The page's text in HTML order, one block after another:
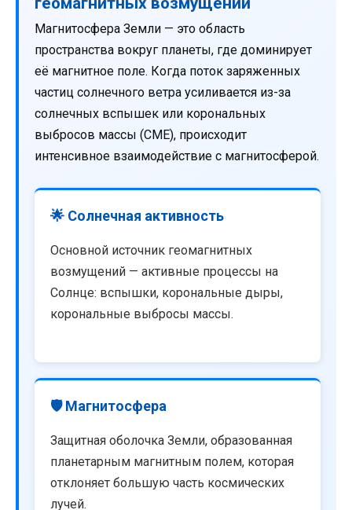
Магнитосфера Земли — это область
пространства вокруг планеты, где доминирует
её магнитное поле. Когда поток заряженных
частиц солнечного ветра усиливается из-за
солнечных вспышек или корональных
выбросов массы (CME), происходит
интенсивное взаимодействие с магнитосферой.
🌟 Солнечная активность
Основной источник геомагнитных
возмущений — активные процессы на
Солнце: вспышки, корональные дыры,
корональные выбросы массы.
🛡️ Магнитосфера
Защитная оболочка Земли, образованная
планетарным магнитным полем, которая
отклоняет большую часть космических
лучей.